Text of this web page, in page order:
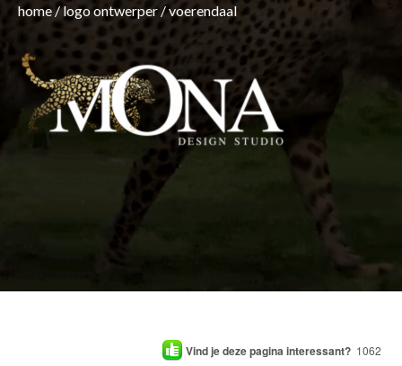
home /logo ontwerper /voerendaal
Vind je deze pagina interessant? 1062